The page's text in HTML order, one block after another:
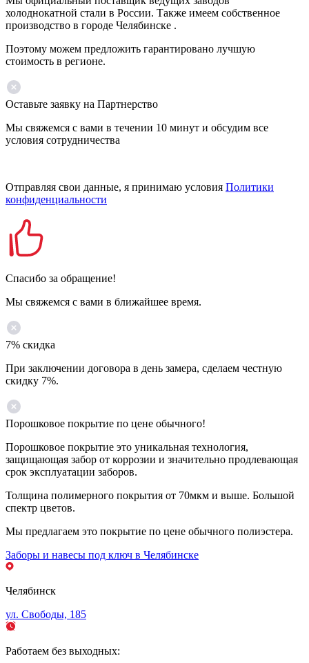
холоднокатной стали в России. Также имеем собственное
производство в городе Челябинске .
Поэтому можем предложить гарантировано лучшую
стоимость в регионе.
Оставьте заявку на Партнерство
Мы свяжемся с вами в течении 10 минут и обсудим все
условия сотрудничества
Отправляя свои данные, я принимаю условия Политики
конфиденциальности
Спасибо за обращение!
Мы свяжемся с вами в ближайшее время.
7% скидка
При заключении договора в день замера, сделаем честную
скидку 7%.
Порошковое покрытие по цене обычного!
Порошковое покрытие это уникальная технология,
защищающая забор от коррозии и значительно продлевающая
срок эксплуатации заборов.
Толщина полимерного покрытия от 70мкм и выше. Большой
спектр цветов.
Мы предлагаем это покрытие по цене обычного полиэстера.
Заборы и навесы под ключ в Челябинске
Челябинск
ул. Свободы, 185
Работаем без выходных: